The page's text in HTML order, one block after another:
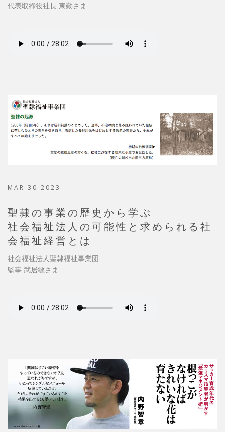
代表取締役社長 東勤さま
MAR 30 2023
聖隷の事業の歴史から学ぶ
社会福祉法人の可能性と求められる社
会福祉経営とは
社会福祉法人聖隷福祉事業団
監事 武居敏さま